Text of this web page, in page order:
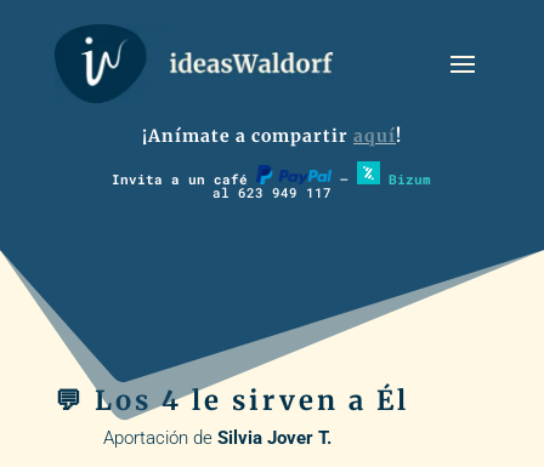
¡Anímate a compartir aquí!
Invita a un café – Bizum
al 623 949 117
💬 Los 4 le sirven a Él
Aportación de Silvia Jover T.